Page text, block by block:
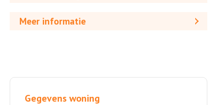
Meer informatie
Gegevens woning